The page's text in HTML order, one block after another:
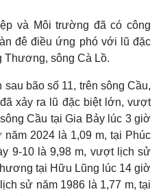
Multimedia
và Môi trường đã có công
đê điều ứng phó với lũ đặc
Thương, sông Cà Lồ.
bão số 11, trên sông Cầu,
xảy ra lũ đặc biệt lớn, vượt
Cầu tại Gia Bảy lúc 3 giờ
2024 là 1,09 m, tại Phúc
9-10 là 9,98 m, vượt lịch sử
tại Hữu Lũng lúc 14 giờ
sử năm 1986 là 1,77 m, tại